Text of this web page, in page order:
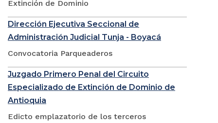
Extinción de Dominio
Dirección Ejecutiva Seccional de
Administración Judicial Tunja - Boyacá
Convocatoria Parqueaderos
Juzgado Primero Penal del Circuito
Especializado de Extinción de Dominio de
Antioquia
Edicto emplazatorio de los terceros